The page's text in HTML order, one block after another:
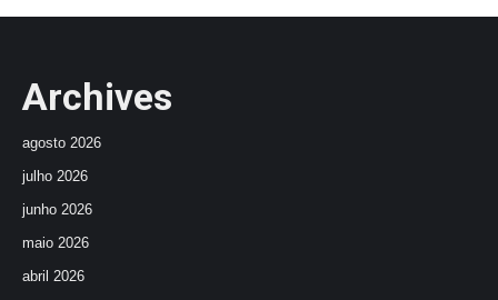
Archives
agosto 2026
julho 2026
junho 2026
maio 2026
abril 2026